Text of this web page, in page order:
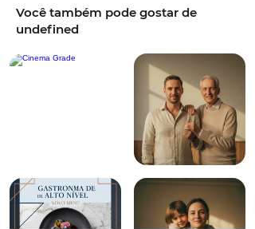
Você também pode gostar de
undefined